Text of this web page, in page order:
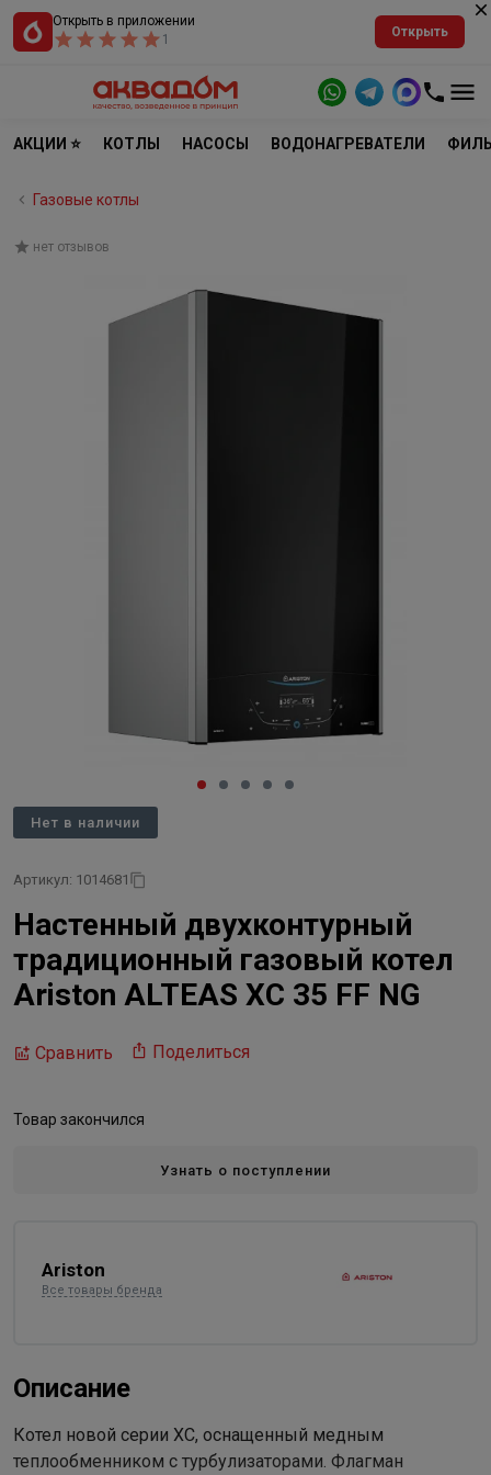
Открыть в приложении
1
Открыть
АКЦИИ ⭐ КОТЛЫ НАСОСЫ ВОДОНАГРЕВАТЕЛИ
Газовые котлы
нет отзывов
Нет в наличии
Артикул: 1014681
Настенный двухконтурный
традиционный газовый котел
Ariston ALTEAS XC 35 FF NG
Сравнить Поделиться
Товар закончился
Узнать о поступлении
Ariston
Все товары бренда
Описание
Котел новой серии XC, оснащенный медным
теплообменником с турбулизаторами. Флагман